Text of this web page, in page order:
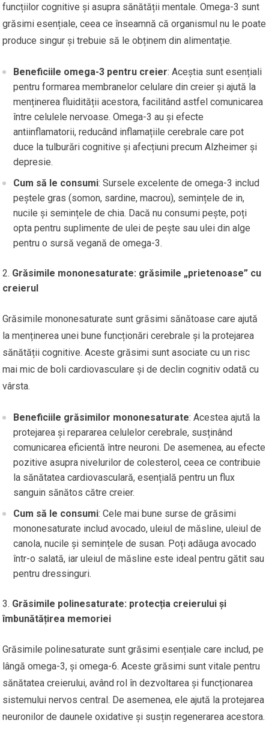
funcțiilor cognitive și asupra sănătății mentale. Omega-3 sunt
grăsimi esențiale, ceea ce înseamnă că organismul nu le poate
produce singur și trebuie să le obținem din alimentație.
Beneficiile omega-3 pentru creier: Aceștia sunt esențiali
pentru formarea membranelor celulare din creier și ajută la
menținerea fluidității acestora, facilitând astfel comunicarea
între celulele nervoase. Omega-3 au și efecte
antiinflamatorii, reducând inflamațiile cerebrale care pot
duce la tulburări cognitive și afecțiuni precum Alzheimer și
depresie.
Cum să le consumi: Sursele excelente de omega-3 includ
peștele gras (somon, sardine, macrou), semințele de in,
nucile și semințele de chia. Dacă nu consumi pește, poți
opta pentru suplimente de ulei de pește sau ulei din alge
pentru o sursă vegană de omega-3.
Grăsimile mononesaturate: grăsimile „prietenoase” cu
creierul
Grăsimile mononesaturate sunt grăsimi sănătoase care ajută
la menținerea unei bune funcționări cerebrale și la protejarea
sănătății cognitive. Aceste grăsimi sunt asociate cu un risc
mai mic de boli cardiovasculare și de declin cognitiv odată cu
vârsta.
Beneficiile grăsimilor mononesaturate: Acestea ajută la
protejarea și repararea celulelor cerebrale, susținând
comunicarea eficientă între neuroni. De asemenea, au efecte
pozitive asupra nivelurilor de colesterol, ceea ce contribuie
la sănătatea cardiovasculară, esențială pentru un flux
sanguin sănătos către creier.
Cum să le consumi: Cele mai bune surse de grăsimi
mononesaturate includ avocado, uleiul de măsline, uleiul de
canola, nucile și semințele de susan. Poți adăuga avocado
într-o salată, iar uleiul de măsline este ideal pentru gătit sau
pentru dressinguri.
Grăsimile polinesaturate: protecția creierului și
îmbunătățirea memoriei
Grăsimile polinesaturate sunt grăsimi esențiale care includ, pe
lângă omega-3, și omega-6. Aceste grăsimi sunt vitale pentru
sănătatea creierului, având rol în dezvoltarea și funcționarea
sistemului nervos central. De asemenea, ele ajută la protejarea
neuronilor de daunele oxidative și susțin regenerarea acestora.